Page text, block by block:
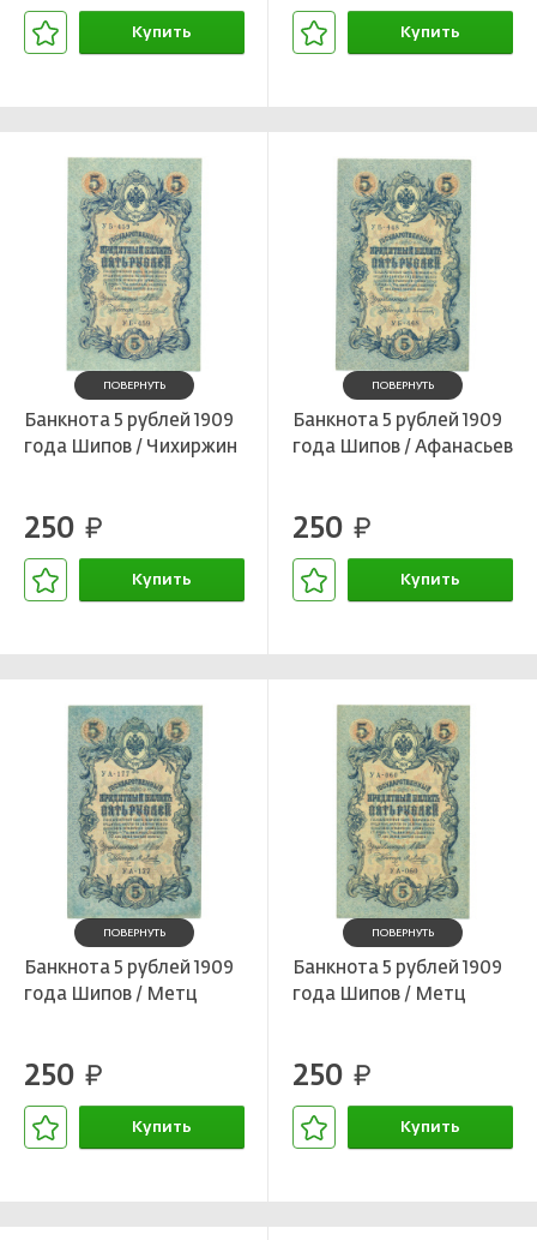
Купить Купить
ПОВЕРНУТЬ
Банкнота 5 рублей 1909
года Шипов / Чихиржин
250 руб.
Купить
ПОВЕРНУТЬ
Банкнота 5 рублей 1909
года Шипов / Афанасьев
250 руб.
Купить
ПОВЕРНУТЬ
Банкнота 5 рублей 1909
года Шипов / Метц
250 руб.
Купить
ПОВЕРНУТЬ
Банкнота 5 рублей 1909
года Шипов / Метц
250 руб.
Купить